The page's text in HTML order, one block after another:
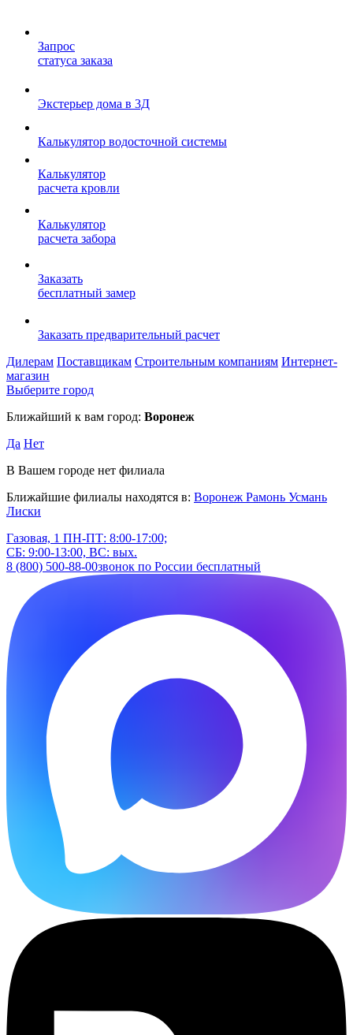
Запрос
статуса заказа
Экстерьер дома в 3Д
Калькулятор водосточной системы
Калькулятор
расчета кровли
Калькулятор
расчета забора
Заказать
бесплатный замер
Заказать предварительный расчет
Дилерам Поставщикам Строительным компаниям Интернет-
магазин
Выберите город
Ближайший к вам город: Воронеж
Да Нет
В Вашем городе нет филиала
Ближайшие филиалы находятся в: Воронеж Рамонь Усмань
Лиски
Газовая, 1 ПН-ПТ: 8:00-17:00;
СБ: 9:00-13:00, ВС: вых.
8 (800) 500-88-00звонок по России бесплатный